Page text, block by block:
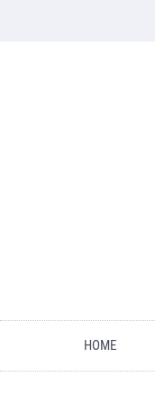
HOME